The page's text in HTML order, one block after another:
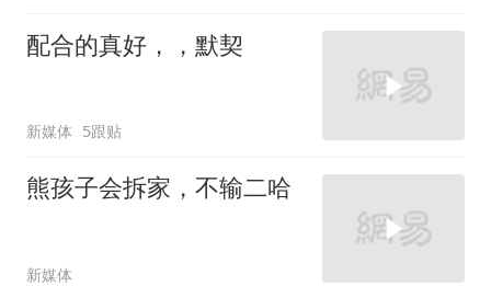
配合的真好，，默契
新媒体 5跟贴
熊孩子会拆家，不输二哈
新媒体